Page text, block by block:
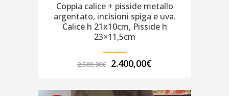
Coppia calice + pisside metallo
argentato, incisioni spiga e uva.
Calice h 21x10cm, Pisside h
23×11,5cm
2.589,00€
Il
era:
2.400,00€Il
è: